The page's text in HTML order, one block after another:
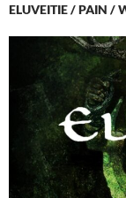
ELUVEITIE / PAIN /